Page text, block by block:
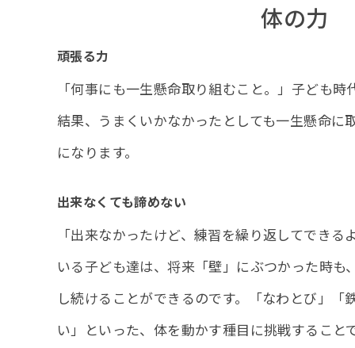
体の力
頑張る力
「何事にも一生懸命取り組むこと。」子ども
結果、うまくいかなかったとしても一生懸命に
になります。
出来なくても諦めない
「出来なかったけど、練習を繰り返してでき
いる子ども達は、将来「壁」にぶつかった時も
し続けることができるのです。「なわとび」「
い」といった、体を動かす種目に挑戦すること